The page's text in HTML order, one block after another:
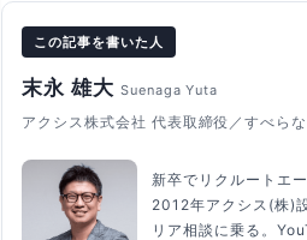
この記事を書いた人
末永 雄大 Suenaga Yuta
アクシス株式会社 代表取締役／すべら
新卒でリクルートエ
2012年アクシス(株)
リア相談に乗る。